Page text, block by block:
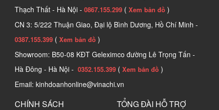
Thạch Thất - Hà Nội - 0867.155.299 ( Xem bản đồ )
CN 3: 5/222 Thuận Giao, Đại lộ Bình Dương, Hồ Chí Minh -
0387.155.399 ( Xem bản đồ )
Showroom: B50-08 KĐT Geleximco đường Lê Trọng Tấn -
Hà Đông - Hà Nội - 0352.155.399 ( Xem bản đồ )
Email: kinhdoanhonline@vinachi.vn
CHÍNH SÁCH TỔNG ĐÀI HỖ TRỢ